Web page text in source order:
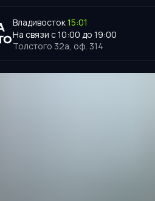
Владивосток15:01
На связи с 10:00 до 19:00
Толстого 32а, оф. 314